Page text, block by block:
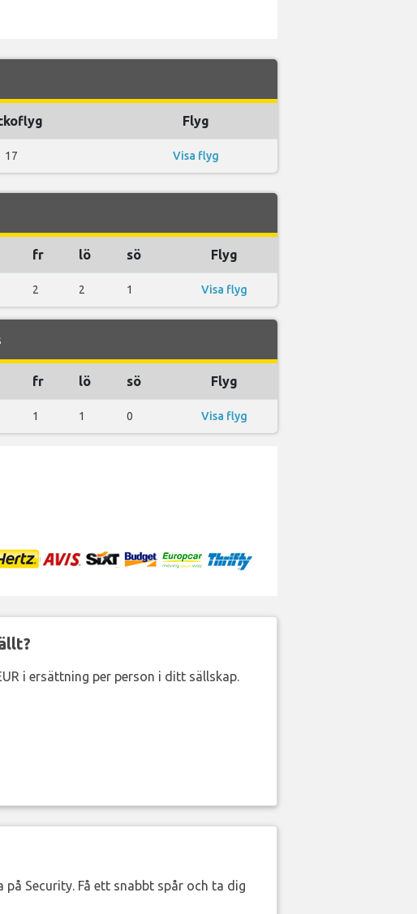
Flyg
17 Visa flyg
fr lö sö Flyg
2 2 1 Visa flyg
fr lö sö Flyg
1 1 0 Visa flyg
i ersättning per person i ditt sällskap.
Security. Få ett snabbt spår och ta dig